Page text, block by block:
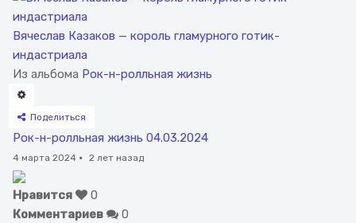
Вячеслав Казаков — король гламурного готик-
индастриала
Из альбома Рок-н-ролльная жизнь
Поделиться
Рок-н-ролльная жизнь 04.03.2024
4 марта 2024 · 2 лет назад
Нравится
0
Комментариев
0